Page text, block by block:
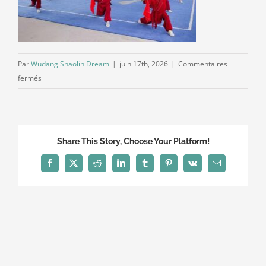
ParWudang Shaolin Dream | juin 17th, 2026 | Commentaires
fermés
Share This Story, Choose Your Platform!
Facebook
X Reddit LinkedInTumblrPinterest
Vk Email